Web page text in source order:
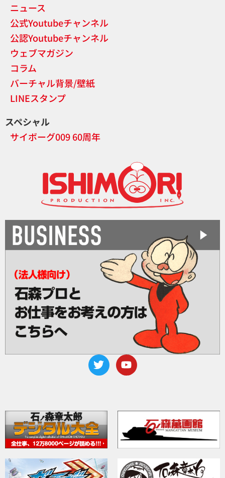
ニュース
公式Youtubeチャンネル
公認Youtubeチャンネル
ウェブマガジン
コラム
バーチャル背景/壁紙
LINEスタンプ
スペシャル
サイボーグ009 60周年